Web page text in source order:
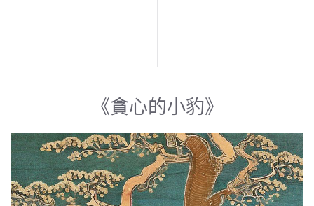
《貪心的小豹》